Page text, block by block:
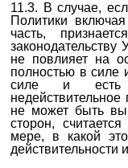
11.3. В случае,
Политики
часть,
не повлияет на
полностью в силе
силе и есть
не может быть
сторон,
мере, в какой